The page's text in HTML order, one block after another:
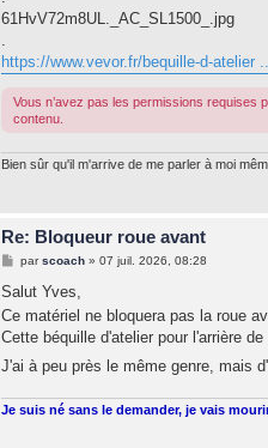
g
e
61HvV72m8UL._AC_SL1500_.jpg
https://www.vevor.fr/bequille-d-atelier
Vous n’avez pas les permissions
contenu.
Bien sûr qu'il m'arrive de me parler à moi
Re: Bloqueur roue avant
M
s
a
g
e
parscoach» 07 juil. 2026, 08:28
Salut Yves,
Ce matériel ne bloquera pas la roue
Cette béquille d'atelier pour l'arrière
J'ai à peu près le même genre, mais
Je suis né sans le demander, je vais